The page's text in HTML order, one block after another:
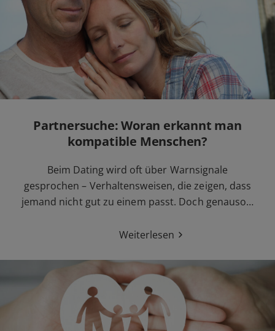
Partnersuche: Woran erkannt man
kompatible Menschen?
Beim Dating wird oft über Warnsignale
gesprochen – Verhaltensweisen, die zeigen, dass
jemand nicht gut zu einem passt. Doch genauso…
Weiterlesen